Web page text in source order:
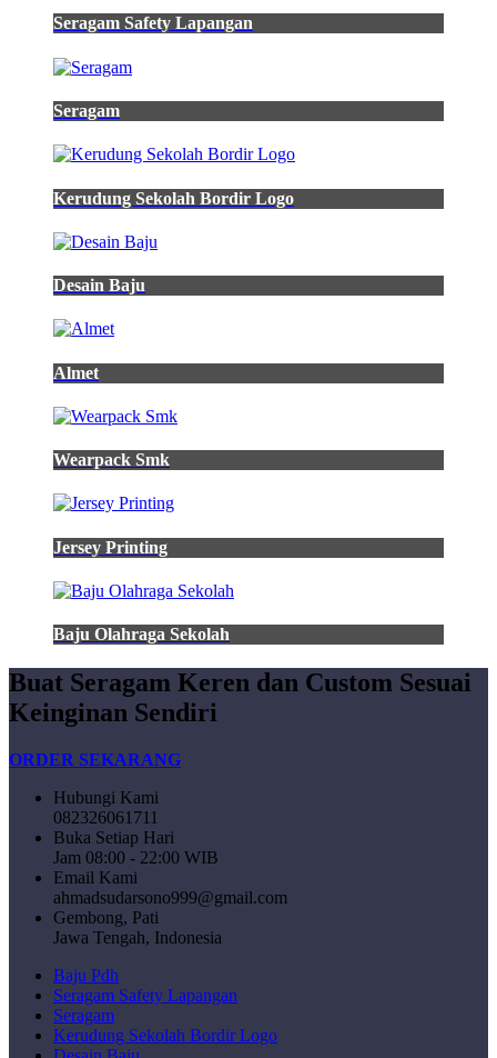
Seragam Safety Lapangan
Seragam
Kerudung Sekolah Bordir Logo
Desain Baju
Almet
Wearpack Smk
Jersey Printing
Baju Olahraga Sekolah
Buat Seragam Keren dan Custom Sesuai
Keinginan Sendiri
ORDER SEKARANG
Hubungi Kami
082326061711
Buka Setiap Hari
Jam 08:00 - 22:00 WIB
Email Kami
ahmadsudarsono999@gmail.com
Gembong, Pati
Jawa Tengah, Indonesia
Baju Pdh
Seragam Safety Lapangan
Seragam
Kerudung Sekolah Bordir Logo